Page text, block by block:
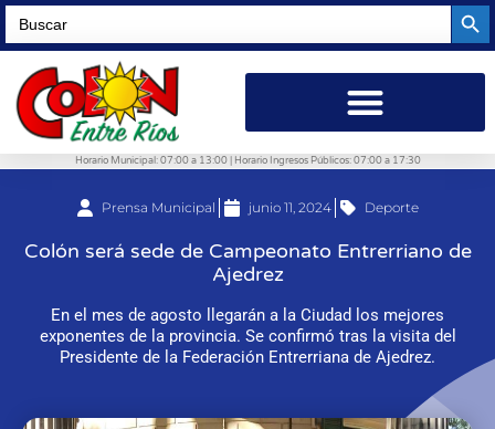
Search
for:
Horario Municipal: 07:00 a 13:00 | Horario Ingresos Públicos: 07:00 a 17:30
Prensa Municipal junio 11, 2024 Deporte
Colón será sede de Campeonato Entrerriano de
Ajedrez
En el mes de agosto llegarán a la Ciudad los mejores
exponentes de la provincia. Se confirmó tras la visita del
Presidente de la Federación Entrerriana de Ajedrez.